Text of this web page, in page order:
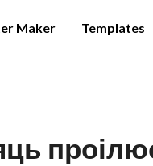
Maker Templates